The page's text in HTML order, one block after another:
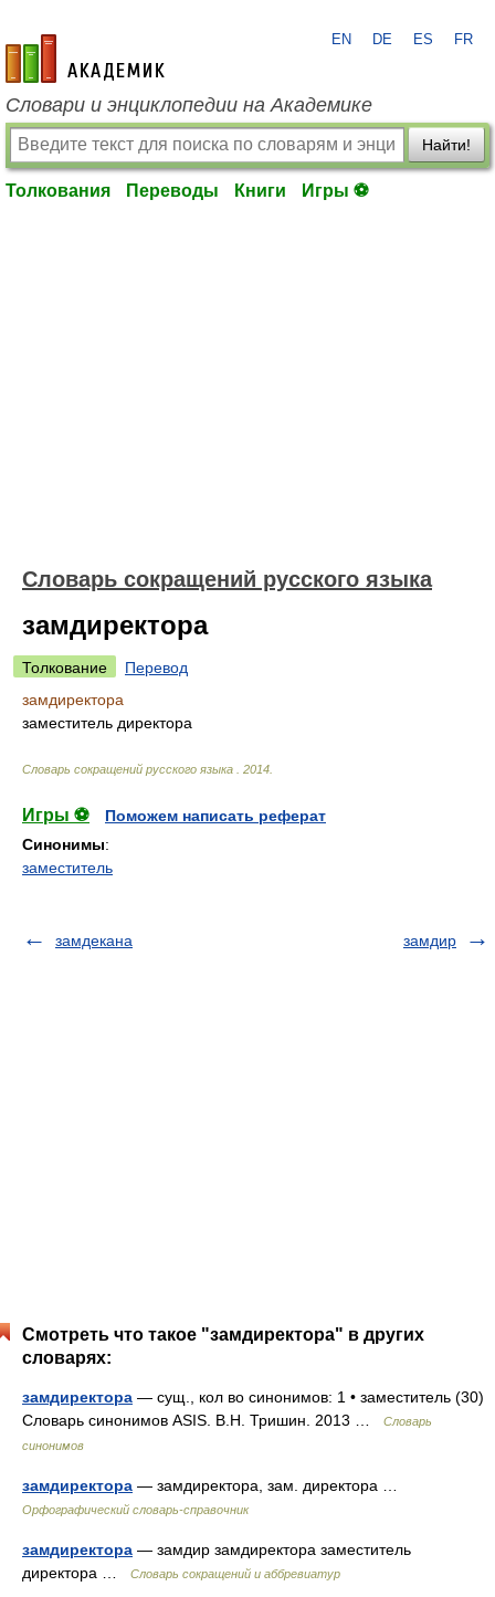
academic.ru
EN DE ES FR
Словари и энциклопедии на Академике
Найти!
Толкования Переводы Книги Игры ⚽
Словарь сокращений русского языка
замдиректора
Толкование
Перевод
замдиректора
заместитель директора
Словарь сокращений русского языка 2014
Игры ⚽
Поможем написать реферат
Синонимы:
заместитель
замдекана замдир
Смотреть что такое "замдиректора" в других
словарях:
замдиректора — сущ., кол во синонимов: 1 • заместитель (30)
Словарь синонимов ASIS. В.Н. Тришин. 2013 …
Словарь
синонимов
замдиректора — замдиректора, зам. директора …
Орфографический словарь-справочник
замдиректора — замдир замдиректора заместитель
директора …
Словарь сокращений и аббревиатур